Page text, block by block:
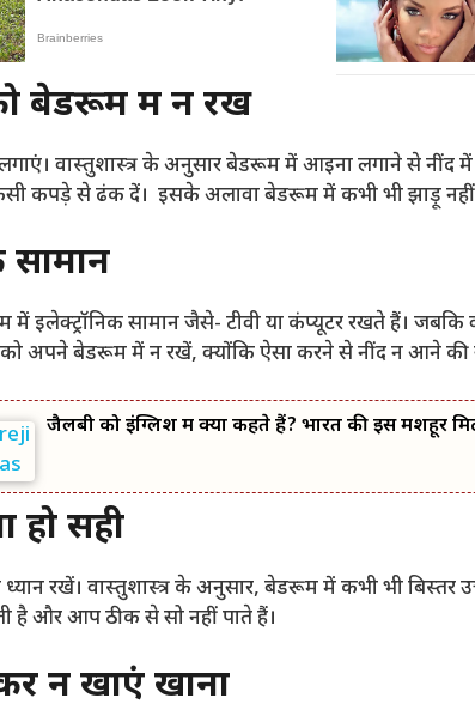
बेडरूम में न रखें
वास्तुशास्त्र के अनुसार बेडरूम में आइना लगाने से नींद
कपड़े से ढंक दें। इसके अलावा बेडरूम में कभी भी झाड़ू नहीं
सामान
इलेक्ट्रॉनिक सामान जैसे- टीवी या कंप्यूटर रखते हैं। जबकि
अपने बेडरूम में न रखें, क्योंकि ऐसा करने से नींद न आने की
जैलबी को इंग्लिश में क्या कहते हैं? भारत की इस मशहूर
हो सही
रखें। वास्तुशास्त्र के अनुसार, बेडरूम में कभी भी बिस्तर
है और आप ठीक से सो नहीं पाते हैं।
न खाएं खाना